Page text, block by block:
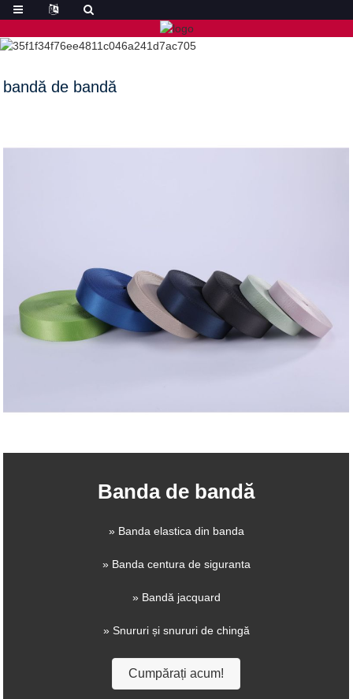
bandă de bandă
Banda de bandă
» Banda elastica din banda
» Banda centura de siguranta
» Bandă jacquard
» Snururi și snururi de chingă
Cumpărați acum!